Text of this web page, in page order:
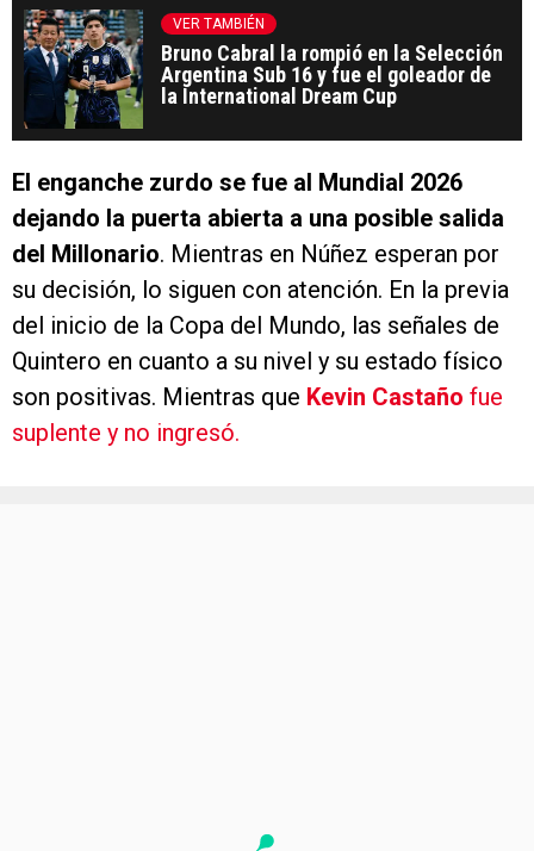
VER TAMBIÉN
Bruno Cabral la rompió en la Selección
Argentina Sub 16 y fue el goleador de
la International Dream Cup
El enganche zurdo se fue al Mundial 2026
dejando la puerta abierta a una posible salida
del Millonario. Mientras en Núñez esperan por
su decisión, lo siguen con atención. En la previa
del inicio de la Copa del Mundo, las señales de
Quintero en cuanto a su nivel y su estado físico
son positivas. Mientras que Kevin Castaño fue
suplente y no ingresó.